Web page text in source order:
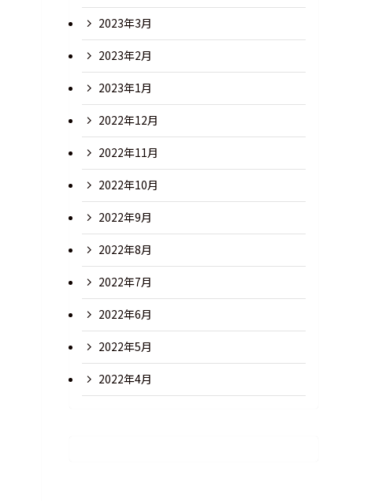
2023年3月
2023年2月
2023年1月
2022年12月
2022年11月
2022年10月
2022年9月
2022年8月
2022年7月
2022年6月
2022年5月
2022年4月